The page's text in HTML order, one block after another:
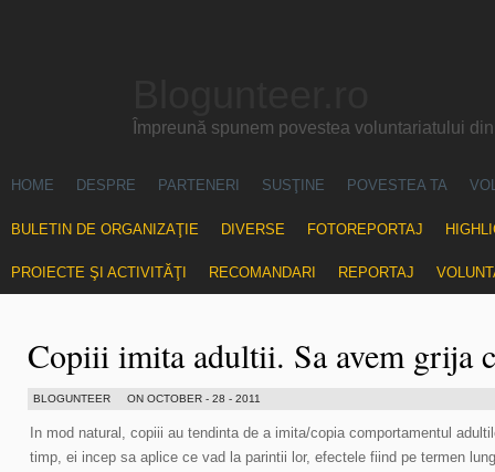
Împreună spunem povestea voluntariatului
HOME DESPRE PARTENERI SUSŢINE POVESTEA TA
BULETIN DE ORGANIZAŢIE DIVERSE FOTOREPORTAJ
PROIECTE ŞI ACTIVITĂŢI RECOMANDARI REPORTAJ
Copiii imita adultii. Sa avem grija
BLOGUNTEER ON OCTOBER - 28 - 2011
In mod natural, copiii au tendinta de a imita/copia comportamentul
timp, ei incep sa aplice ce vad la parintii lor, efectele fiind pe termen